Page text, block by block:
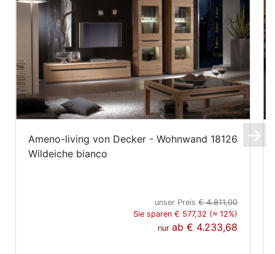
Ameno-living von Decker - Wohnwand 18126
Wildeiche bianco
unser Preis€ 4.811,00
Sie sparen € 577,32 (≈ 12%)
nurab€ 4.233,68